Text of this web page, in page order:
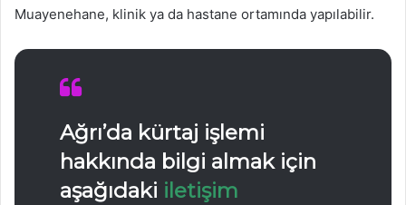
Muayenehane, klinik ya da hastane ortamında yapılabilir.
Ağrı’da kürtaj işlemi
hakkında bilgi almak için
aşağıdaki iletişim